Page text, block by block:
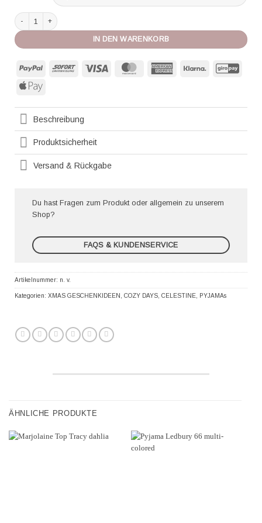
Celestine Pyjama Ellie ciel/weiss Menge
IN DEN WARENKORB
PayPal Sofort MasterCard American
Klarna
Apple
Beschreibung
Produktsicherheit
Versand & Rückgabe
Du hast Fragen zum Produkt oder allgemein zu unserem
Shop?
FAQS & KUNDENSERVICE
Artikelnummer: n. v.
Kategorien: XMAS GESCHENKIDEEN , COZY DAYS, CELESTINE, PYJAMAs
ÄHNLICHE PRODUKTE